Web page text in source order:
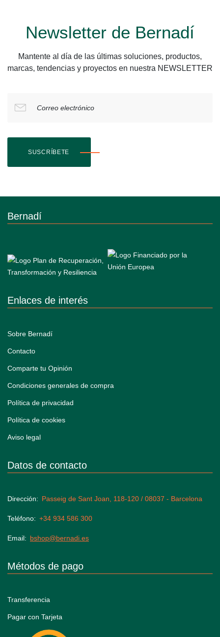
Newsletter de Bernadí
Mantente al día de las últimas soluciones, productos,
marcas, tendencias y proyectos en nuestra NEWSLETTER
Correo electrónico
SUSCRÍBETE
Bernadí
Enlaces de interés
Sobre Bernadí
Contacto
Comparte tu Opinión
Condiciones generales de compra
Política de privacidad
Política de cookies
Aviso legal
Datos de contacto
Dirección Passeig de Sant Joan, 118-120 / 08037 - Barcelona
Teléfono +34 934 586 300
Email bshop@bernadi.es
Métodos de pago
Transferencia
Pagar con Tarjeta